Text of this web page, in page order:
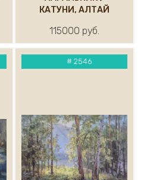
КАТУНИ, АЛТАЙ
115000 руб.
# 2546